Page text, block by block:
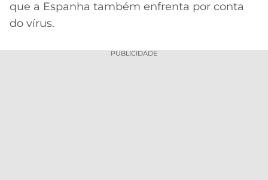
APPS
DE
FLUMINENSE
SUL-
que a Espanha também enfrenta por conta
do vírus.
PUBLICIDADE